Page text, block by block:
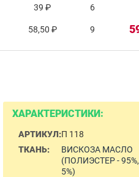
39 ₽ 6
58,50 ₽ 9
ХАРАКТЕРИСТИКИ:
АРТИКУЛ:П 118
ТКАНЬ:
ВИСКОЗА МАСЛО
(ПОЛИЭСТЕР -
5%)